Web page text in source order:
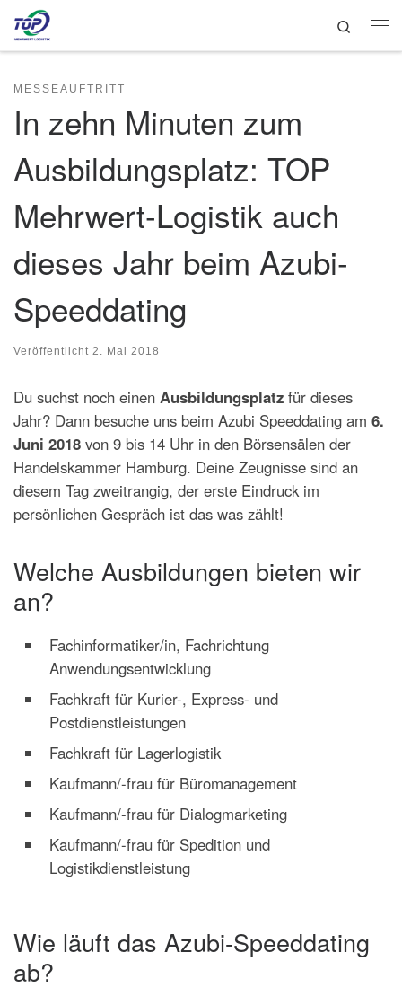
Zum Inhalt springen
Search
MESSEAUFTRITT
In zehn Minuten zum
Ausbildungsplatz: TOP
Mehrwert-Logistik auch
dieses Jahr beim Azubi-
Speeddating
Veröffentlicht 2. Mai 2018
Du suchst noch einen Ausbildungsplatz für dieses
Jahr? Dann besuche uns beim Azubi Speeddating am 6.
Juni 2018 von 9 bis 14 Uhr in den Börsensälen der
Handelskammer Hamburg. Deine Zeugnisse sind an
diesem Tag zweitrangig, der erste Eindruck im
persönlichen Gespräch ist das was zählt!
Welche Ausbildungen bieten wir
an?
Fachinformatiker/in, Fachrichtung
Anwendungsentwicklung
Fachkraft für Kurier-, Express- und
Postdienstleistungen
Fachkraft für Lagerlogistik
Kaufmann/-frau für Büromanagement
Kaufmann/-frau für Dialogmarketing
Kaufmann/-frau für Spedition und
Logistikdienstleistung
Wie läuft das Azubi-Speeddating
ab?